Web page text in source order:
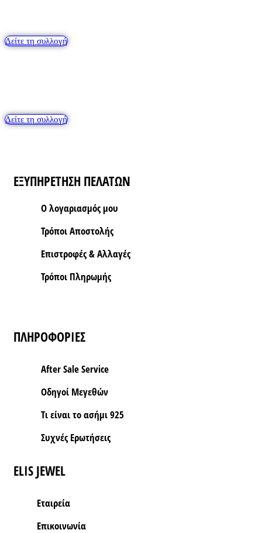
Δείτε τη συλλογή
Δείτε τη συλλογή
ΕΞΥΠΗΡΕΤΗΣΗ ΠΕΛΑΤΩΝ
Ο λογαριασμός μου
Τρόποι Aποστολής
Επιστροφές & Αλλαγές
Τρόποι Πληρωμής
ΠΛΗΡΟΦΟΡΙΕΣ
After Sale Service
Οδηγοί Μεγεθών
Τι είναι το ασήμι 925
Συχνές Ερωτήσεις
ELIS JEWEL
Εταιρεία
Επικοινωνία